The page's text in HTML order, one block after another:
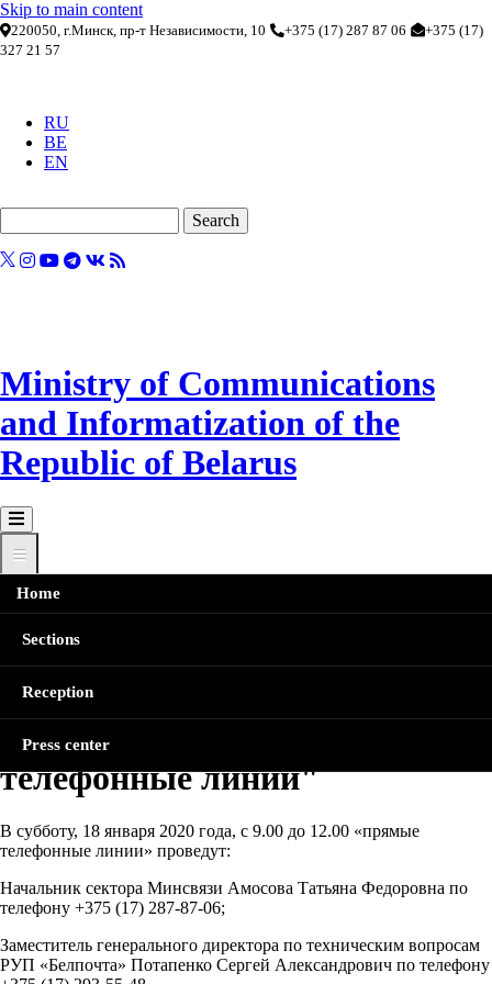
Skip to main content
220050, г.Минск, пр-т Независимости, 10 +375 (17) 287 87 06
+375 (17)
327 21 57
RU
BE
EN
Ministry of Communications
and Informatization of the
Republic of Belarus
Home
Sections
Reception
Press center
Breadcrumb
Главная
Продолжают работать субботние "прямые
телефонные линии"
Продолжают работать
субботние "прямые
телефонные линии"
В субботу, 18 января 2020 года, с 9.00 до 12.00 «прямые
телефонные линии» проведут:
Начальник сектора Минсвязи Амосова Татьяна Федоровна по
телефону +375 (17) 287-87-06;
Заместитель генерального директора по техническим вопросам
РУП «Белпочта» Потапенко Сергей Александрович по телефону